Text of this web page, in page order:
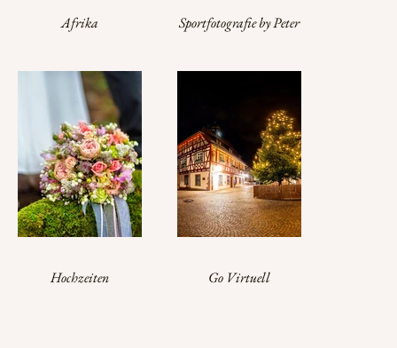
Afrika
Sportfotografie by Peter
Hochzeiten Go Virtuell